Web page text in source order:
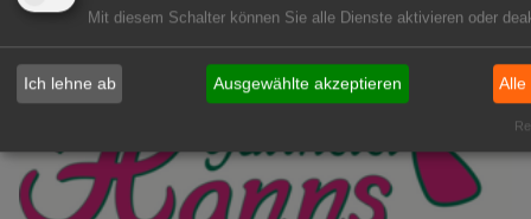
Mit diesem Schalter können Sie alle Dienste aktivieren oder
Ich lehne ab Ausgewählte akzeptieren Alle